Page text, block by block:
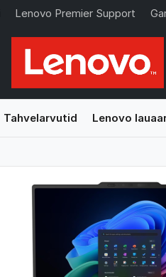
Lenovo Premier Support
Tahvelarvutid Lenovo